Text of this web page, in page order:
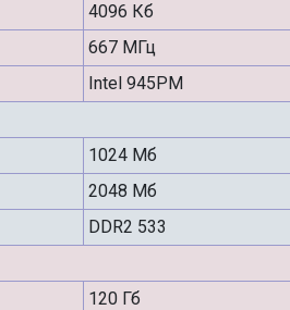
4096 Кб
667 МГц
Intel 945PM
1024 Мб
2048 Мб
DDR2 533
120 Гб